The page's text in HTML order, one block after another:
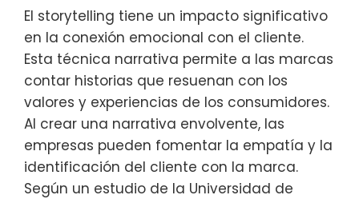
El storytelling tiene un impacto significativo
en la conexión emocional con el cliente.
Esta técnica narrativa permite a las marcas
contar historias que resuenan con los
valores y experiencias de los consumidores.
Al crear una narrativa envolvente, las
empresas pueden fomentar la empatía y la
identificación del cliente con la marca.
Según un estudio de la Universidad de